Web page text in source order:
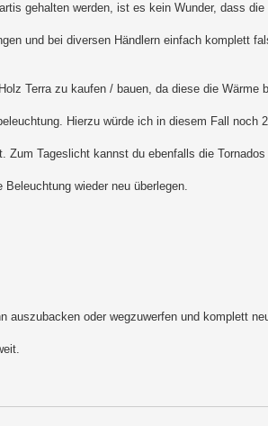
gehalten werden, ist es kein Wunder, dass
und bei diversen Händlern einfach komplett
Terra zu kaufen / bauen, da diese die Wärme
Hierzu würde ich in diesem Fall noch
Zum Tageslicht kannst du ebenfalls die
wieder neu überlegen.
auszubacken oder wegzuwerfen und komplett